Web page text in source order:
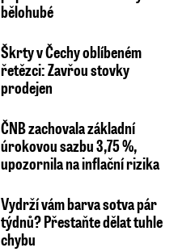
bělohubé
Škrty v Čechy oblíbeném
řetězci: Zavřou stovky
prodejen
ČNB zachovala základní
úrokovou sazbu 3,75 %,
upozornila na inflační rizika
Vydrží vám barva sotva pár
týdnů? Přestaňte dělat tuhle
chybu